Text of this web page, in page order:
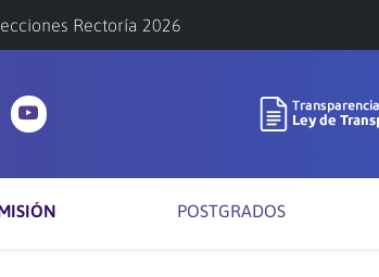
Rectoría 2026
POSTGRADOS